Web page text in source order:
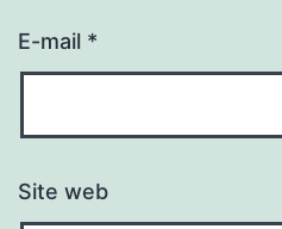
E-mail *
Site web